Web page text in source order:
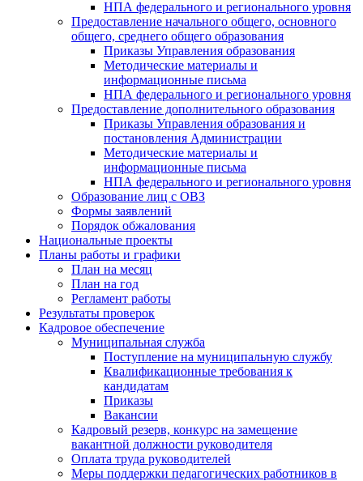
НПА федерального и регионального уровня
Предоставление начального общего, основного
общего, среднего общего образования
Приказы Управления образования
Методические материалы и
информационные письма
НПА федерального и регионального уровня
Предоставление дополнительного образования
Приказы Управления образования и
постановления Администрации
Методические материалы и
информационные письма
НПА федерального и регионального уровня
Образование лиц с ОВЗ
Формы заявлений
Порядок обжалования
Национальные проекты
Планы работы и графики
План на месяц
План на год
Регламент работы
Результаты проверок
Кадровое обеспечение
Муниципальная служба
Поступление на муниципальную службу
Квалификационные требования к
кандидатам
Приказы
Вакансии
Кадровый резерв, конкурс на замещение
вакантной должности руководителя
Оплата труда руководителей
Меры поддержки педагогических работников в